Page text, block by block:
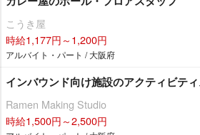
こうき屋
時給1,177円～1,200円
アルバイト・パート / 大阪府
インバウンド向け施設のアクティビテ
Ramen Making Studio
時給1,500円～2,500円